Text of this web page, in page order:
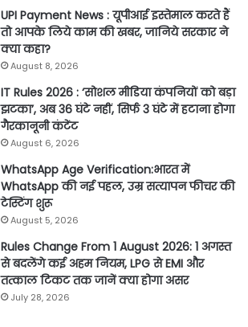
UPI Payment News : यूपीआई इस्तेमाल करते हैं
तो आपके लिये काम की खबर, जानिये सरकार ने
क्या कहा?
August 8, 2026
IT Rules 2026 : ‘सोशल मीडिया कंपनियों को बड़ा
झटका’, अब 36 घंटे नहीं, सिर्फ 3 घंटे में हटाना होगा
गैरकानूनी कंटेंट
August 6, 2026
WhatsApp Age Verification:भारत में
WhatsApp की नई पहल, उम्र सत्यापन फीचर की
टेस्टिंग शुरू
August 5, 2026
Rules Change From 1 August 2026: 1 अगस्त
से बदलेंगे कई अहम नियम, LPG से EMI और
तत्काल टिकट तक जानें क्या होगा असर
July 28, 2026